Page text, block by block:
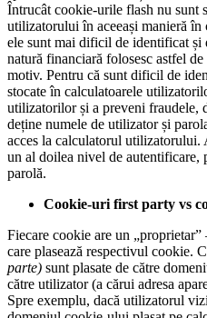
Întrucât cookie-urile flash nu sunt
utilizatorului în aceeași manieră în
ele sunt mai dificil de identificat și
natură financiară folosesc astfel
motiv. Pentru că sunt dificil de
stocate în calculatoarele
utilizatorilor și a preveni fraudele,
deține numele de utilizator și
acces la calculatorul utilizatorului.
un al doilea nivel de autentificare,
parolă.
Cookie-uri first party vs
Fiecare cookie are un
care plasează respectivul cookie.
parte) sunt plasate de către
către utilizator (a cărui adresa
Spre exemplu, dacă utilizatorul